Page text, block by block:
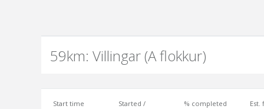
59km: Villingar (A flokkur)
Start time
Started /
% completed Est.